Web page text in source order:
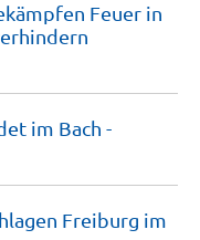
Feuer in
im Bach -
Freiburg im